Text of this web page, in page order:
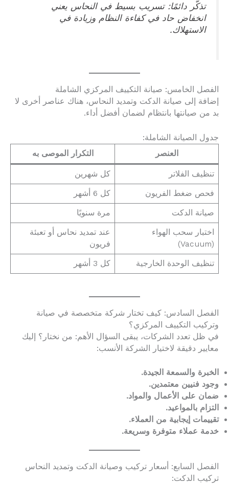
تذكّر دائمًا: تسريب بسيط في النحاس يعني
انخفاض حاد في كفاءة النظام وزيادة في
الاستهلاك.
الفصل الخامس: صيانة التكييف المركزي الشاملة
إضافة إلى صيانة الدكت وتمديد النحاس، هناك عناصر أخرى لا
بد من صيانتها بانتظام لضمان أفضل أداء.
جدول الصيانة الشاملة:
العنصر
التكرار الموصى به
تنظيف الفلاتر كل شهرين
فحص ضغط الفريون كل 6 أشهر
صيانة الدكت مرة سنويًا
اختبار سحب الهواء
(Vacuum)
عند تمديد نحاس أو تعبئة
فريون
تنظيف الوحدة الخارجية كل 3 أشهر
الفصل السادس: كيف تختار شركة متخصصة في صيانة
وتركيب التكييف المركزي؟
في ظل تعدد الشركات، يبقى السؤال الأهم: من نختار؟ إليك
معايير دقيقة لاختيار الشركة الأنسب:
الخبرة والسمعة الجيدة.
وجود فنيين معتمدين.
ضمان على الأعمال والمواد.
التزام بالمواعيد.
تقييمات إيجابية من العملاء.
خدمة عملاء متوفرة وسريعة.
الفصل السابع: أسعار تركيب وصيانة الدكت وتمديد النحاس
تركيب الدكت: